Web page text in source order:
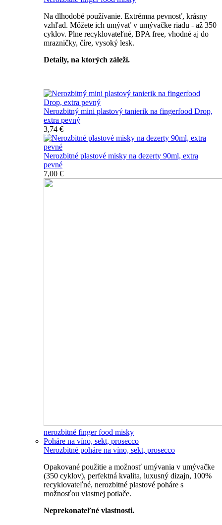
Na dlhodobé používanie. Extrémna pevnosť, krásny
vzhľad. Môžete ich umývať v umývačke riadu - až 350
cyklov. Plne recyklovateľné, BPA free, vhodné aj do
mrazničky, číre, vysoký lesk.
Detaily, na ktorých záleží.
Nerozbitný mini plastový tanierik na fingerfood Drop,
extra pevný
3,74 €
Nerozbitné plastové misky na dezerty 90ml, extra
pevné
7,00 €
nerozbitné finger food misky
Poháre na víno, sekt, prosecco
Nerozbitné poháre na víno, sekt, prosecco
Opakované použitie a možnosť umývania v umývačke
(350 cyklov), perfektná kvalita, luxusný dizajn, 100%
recyklovateľné, nerozbitné plastové poháre s
možnosťou vlastnej potlače.
Neprekonateľné vlastnosti.